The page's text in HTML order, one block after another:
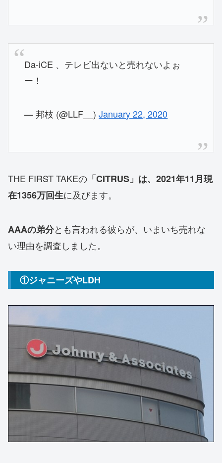
Da-iCE 、テレビ出ないと売れないよぉ
ー！
— 邦枝 (@LLF__)January 22, 2020
THE FIRST TAKEの 「CITRUS」は、2021年11月現
在1356万回生に及びます。
AAAの弟分とも言われる彼らが、いまいち売れな
い理由を調査しました。
①ジャニーズやLDH